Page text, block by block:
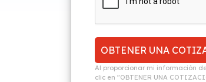
Al proporcionar mi información
clic en "OBTENER UNA